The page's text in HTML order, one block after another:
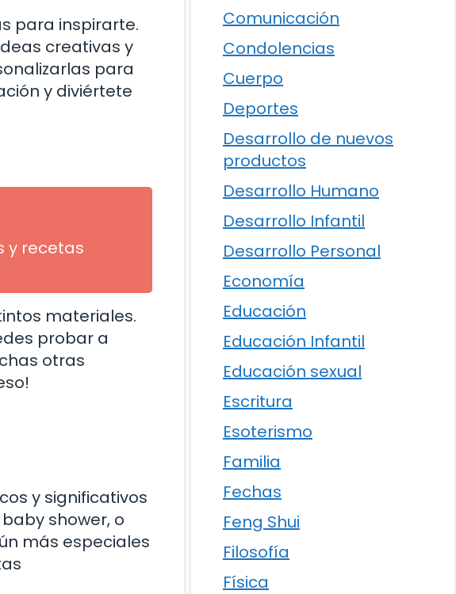
para inspirarte.
creativas y
para
y diviértete
y recetas
materiales.
probar a
otras
y significativos
shower, o
más especiales
Comunicación
Condolencias
Cuerpo
Deportes
Desarrollo de nuevos
productos
Desarrollo Humano
Desarrollo Infantil
Desarrollo Personal
Economía
Educación
Educación Infantil
Educación sexual
Escritura
Esoterismo
Familia
Fechas
Feng Shui
Filosofía
Física